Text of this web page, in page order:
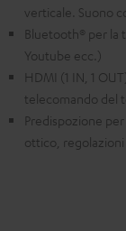
verticale. Suono
Bluetooth® per la
Youtube ecc.)
HDMI (1 IN, 1
telecomando del
Predispozione
ottico,